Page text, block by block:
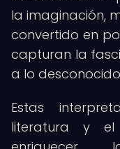
la imaginación,
convertido en
capturan la
a lo
Estas
literatura y